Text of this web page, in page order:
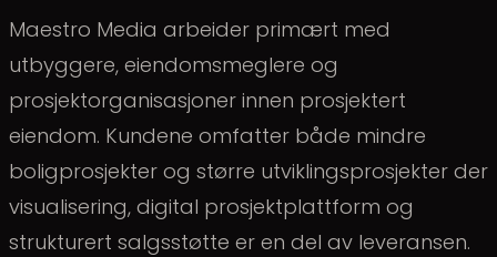
Maestro Media arbeider primært med
utbyggere, eiendomsmeglere og
prosjektorganisasjoner innen prosjektert
eiendom. Kundene omfatter både mindre
boligprosjekter og større utviklingsprosjekter der
visualisering, digital prosjektplattform og
strukturert salgsstøtte er en del av leveransen.